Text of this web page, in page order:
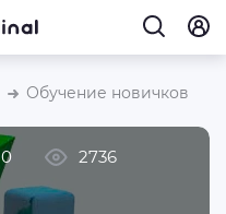
Обучение новичков
0 2736